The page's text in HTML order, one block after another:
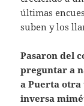
últimas
suben y los
Pasaron del
preguntar a
a Puerta otra
inversa